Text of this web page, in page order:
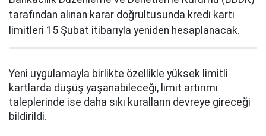
tarafından alınan karar doğrultusunda kredi kartı
limitleri 15 Şubat itibarıyla yeniden hesaplanacak.
Yeni uygulamayla birlikte özellikle yüksek limitli
kartlarda düşüş yaşanabileceği, limit artırımı
taleplerinde ise daha sıkı kuralların devreye gireceği
bildirildi.